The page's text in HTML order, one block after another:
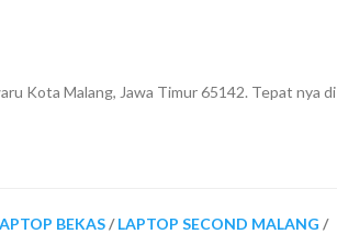
Kota Malang, Jawa Timur 65142. Tepat nya di
BEKAS/LAPTOP SECOND MALANG /